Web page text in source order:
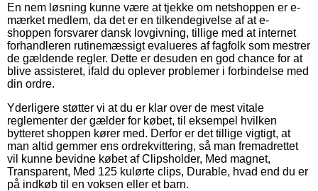
En nem løsning kunne være at tjekke om netshoppen er e-
mærket medlem, da det er en tilkendegivelse af at e-
shoppen forsvarer dansk lovgivning, tillige med at internet
forhandleren rutinemæssigt evalueres af fagfolk som mestrer
de gældende regler. Dette er desuden en god chance for at
blive assisteret, ifald du oplever problemer i forbindelse med
din ordre.
Yderligere støtter vi at du er klar over de mest vitale
reglementer der gælder for købet, til eksempel hvilken
bytteret shoppen kører med. Derfor er det tillige vigtigt, at
man altid gemmer ens ordrekvittering, så man fremadrettet
vil kunne bevidne købet af Clipsholder, Med magnet,
Transparent, Med 125 kulørte clips, Durable, hvad end du er
på indkøb til en voksen eller et barn.